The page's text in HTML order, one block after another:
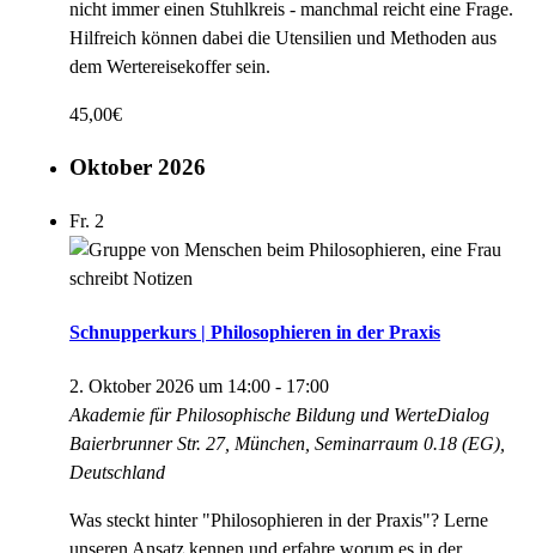
nicht immer einen Stuhlkreis - manchmal reicht eine Frage.
Hilfreich können dabei die Utensilien und Methoden aus
dem Wertereisekoffer sein.
45,00€
Oktober 2026
Fr. 2
Schnupperkurs | Philosophieren in der Praxis
2. Oktober 2026 um 14:00 - 17:00
Akademie für Philosophische Bildung und WerteDialog
Baierbrunner Str. 27, München, Seminarraum 0.18 (EG),
Deutschland
Was steckt hinter "Philosophieren in der Praxis"? Lerne